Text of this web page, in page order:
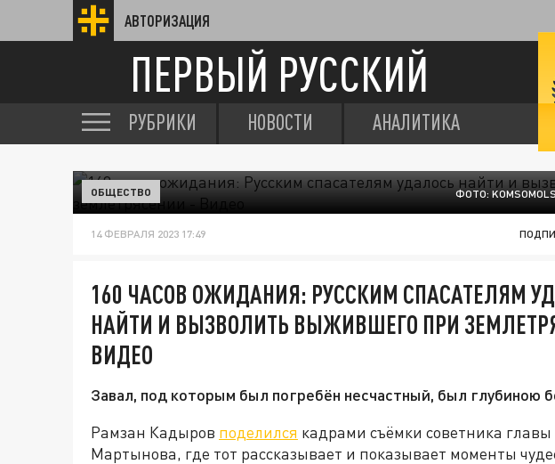
АВТОРИЗАЦИЯ
ПЕРВЫЙ РУССКИЙ
РУБРИКИ НОВОСТИ АНАЛИТИКА
ФОТО:
ОБЩЕСТВО
14 ФЕВРАЛЯ 2023 17:49
160 ЧАСОВ ОЖИДАНИЯ: РУССКИМ СПАСАТЕЛЯМ
НАЙТИ И ВЫЗВОЛИТЬ ВЫЖИВШЕГО ПРИ
ВИДЕО
Завал, под которым был погребён несчастный, был глубиною
Рамзан Кадыров поделился кадрами съёмки советника
Мартынова, где тот рассказывает и показывает моменты